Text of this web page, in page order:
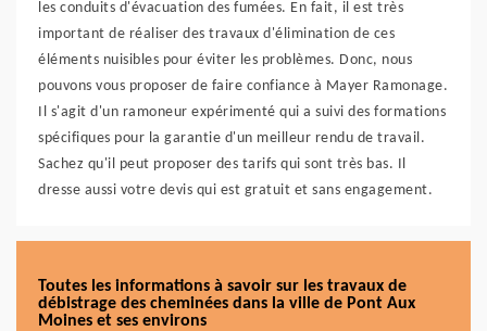
les conduits d'évacuation des fumées. En fait, il est très
important de réaliser des travaux d'élimination de ces
éléments nuisibles pour éviter les problèmes. Donc, nous
pouvons vous proposer de faire confiance à Mayer Ramonage.
Il s'agit d'un ramoneur expérimenté qui a suivi des formations
spécifiques pour la garantie d'un meilleur rendu de travail.
Sachez qu'il peut proposer des tarifs qui sont très bas. Il
dresse aussi votre devis qui est gratuit et sans engagement.
Toutes les informations à savoir sur les travaux de
débistrage des cheminées dans la ville de Pont Aux
Moines et ses environs